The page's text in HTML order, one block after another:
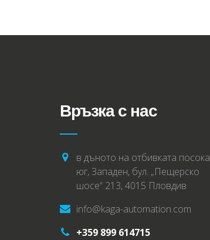
Връзка с нас
в дъното на отбивката посока
юг, Западен, бул. „Пещерско
шосе“ 213, 4015 Пловдив
info@kaga-automation.com
+359 899 614715